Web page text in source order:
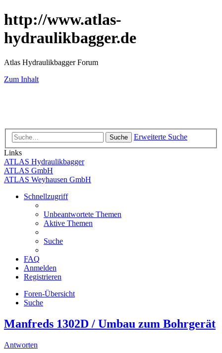
http://www.atlas-
hydraulikbagger.de
Atlas Hydraulikbagger Forum
Zum Inhalt
Suche
Erweiterte Suche
Links
ATLAS Hydraulikbagger
ATLAS GmbH
ATLAS Weyhausen GmbH
Schnellzugriff
Unbeantwortete Themen
Aktive Themen
Suche
FAQ
Anmelden
Registrieren
Foren-Übersicht
Suche
Manfreds 1302D / Umbau zum Bohrgerät
Antworten